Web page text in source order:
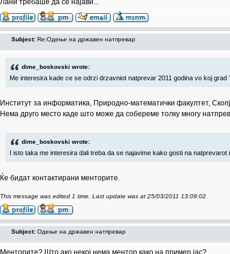
Subject: Re:Одење на државен натпревар
dime_boskovski wrote:
Me interesira kade ce se odrzi drzavniot natprevar 2011 godina vo koj grad
Институт за информатика, Природно-математички факултет,
Нема друго место каде што може да собереме толку многу
dime_boskovski wrote:
I isto taka me interesira dali treba da se najavime kako gosti na
Ќе бидат контактирани менторите.
This message was edited 1 time. Last update was at 25/03/2011 13:09:02
Subject: Одење на државен натпревар
Менторите? Што ако некој нема ментор како на пример јас?